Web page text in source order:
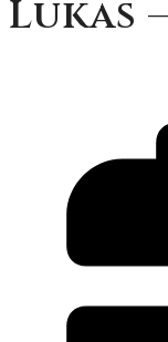
Lukas